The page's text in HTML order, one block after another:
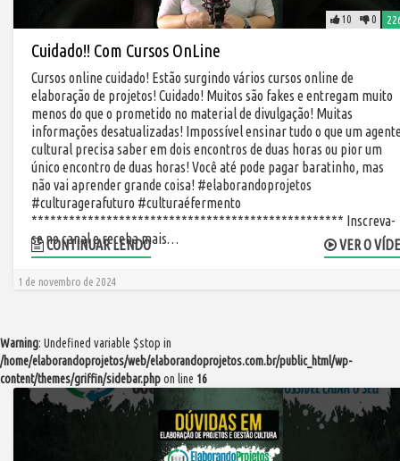
0
10
Cuidado!! Com Cursos OnLine
Cursos online cuidado! Estão surgindo vários cursos online de
elaboração de projetos! Cuidado! Muitos são fakes e entregam muito
menos do que o prometido no material de divulgação! Muitas
informações desatualizadas! Impossível ensinar tudo o que um
cultural precisa saber em dois encontros de duas horas ou pior um
único encontro de duas horas! Você até pode pagar baratinho, mas
não vai aprender grande coisa! #elaborandoprojetos
#culturagerafuturo #culturaéfermento
************************************************** Inscreva-
se no canal e receba mais…
CONTINUAR LENDO VER O
1 de novembro de 2024
Warning: Undefined variable $stop in
/home/elaborandoprojetos/web/elaborandoprojetos.com.br/public_html/wp-
content/themes/griffin/sidebar.phpon line 16